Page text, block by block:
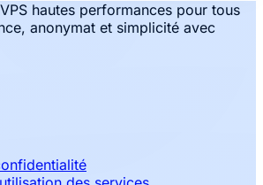
hautes performances pour tous
anonymat et simplicité avec